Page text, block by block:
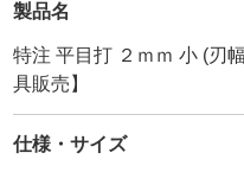
製品名
特注 平目打 ２ｍｍ 小 (刃
具販売】
仕様・サイズ